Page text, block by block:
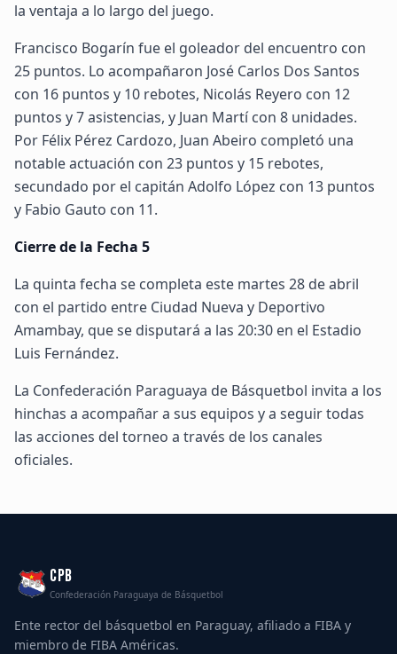
la ventaja a lo largo del juego.
Francisco Bogarín fue el goleador del encuentro con
25 puntos. Lo acompañaron José Carlos Dos Santos
con 16 puntos y 10 rebotes, Nicolás Reyero con 12
puntos y 7 asistencias, y Juan Martí con 8 unidades.
Por Félix Pérez Cardozo, Juan Abeiro completó una
notable actuación con 23 puntos y 15 rebotes,
secundado por el capitán Adolfo López con 13 puntos
y Fabio Gauto con 11.
Cierre de la Fecha 5
La quinta fecha se completa este martes 28 de abril
con el partido entre Ciudad Nueva y Deportivo
Amambay, que se disputará a las 20:30 en el Estadio
Luis Fernández.
La Confederación Paraguaya de Básquetbol invita a los
hinchas a acompañar a sus equipos y a seguir todas
las acciones del torneo a través de los canales
oficiales.
CPB
Confederación Paraguaya de Básquetbol
Ente rector del básquetbol en Paraguay, afiliado a FIBA y
miembro de FIBA Américas.